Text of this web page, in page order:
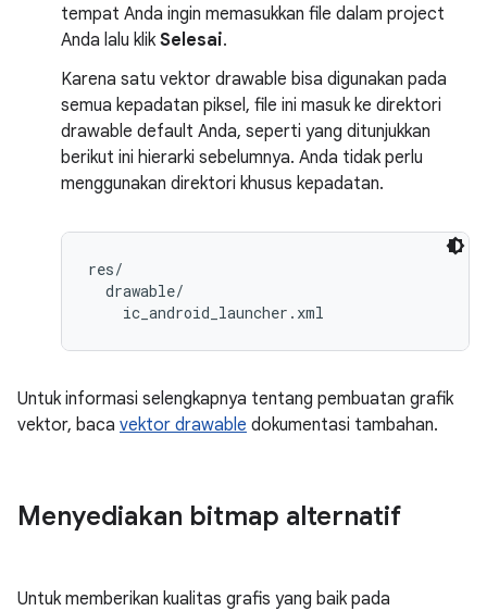
tempat Anda ingin memasukkan file dalam project
Anda lalu klik Selesai.
Karena satu vektor drawable bisa digunakan pada
semua kepadatan piksel, file ini masuk ke direktori
drawable default Anda, seperti yang ditunjukkan
berikut ini hierarki sebelumnya. Anda tidak perlu
menggunakan direktori khusus kepadatan.
res/
  drawable/
Untuk informasi selengkapnya tentang pembuatan grafik
vektor, baca vektor drawable dokumentasi tambahan.
Menyediakan bitmap alternatif
Untuk memberikan kualitas grafis yang baik pada